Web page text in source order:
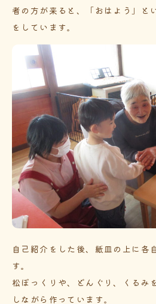
者の方が来ると、「おはよう」と
をしています。
自己紹介をした後、紙皿の上に各
す。
松ぼっくりや、どんぐり、くるみ
しながら作っています。